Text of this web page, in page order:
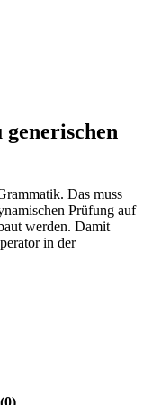
Das muss
Prüfung auf
werden. Damit
in der